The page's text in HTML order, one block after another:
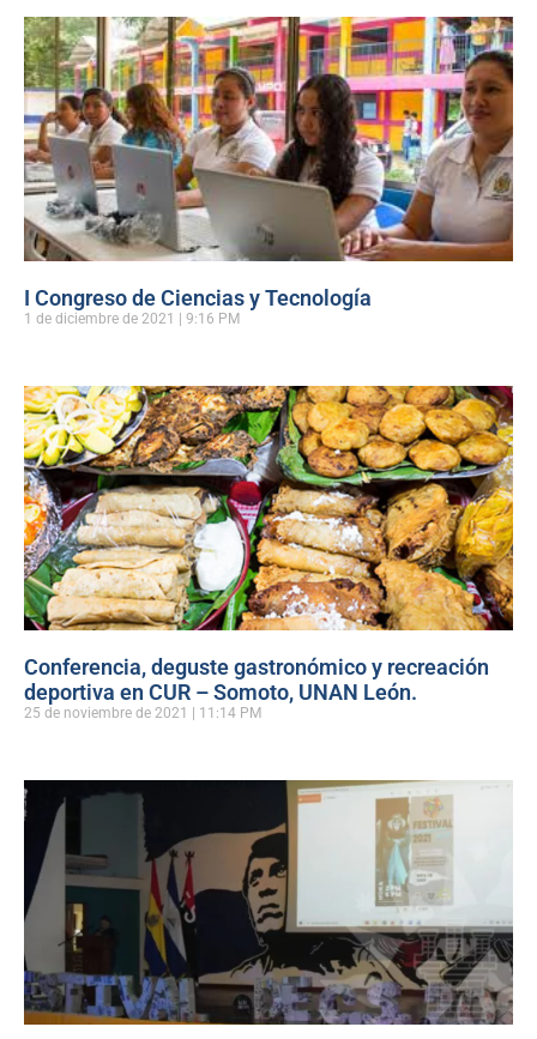
I Congreso de Ciencias y Tecnología
1 de diciembre de 2021 9:16 PM
Conferencia, deguste gastronómico y recreación
deportiva en CUR – Somoto, UNAN León.
25 de noviembre de 2021 11:14 PM